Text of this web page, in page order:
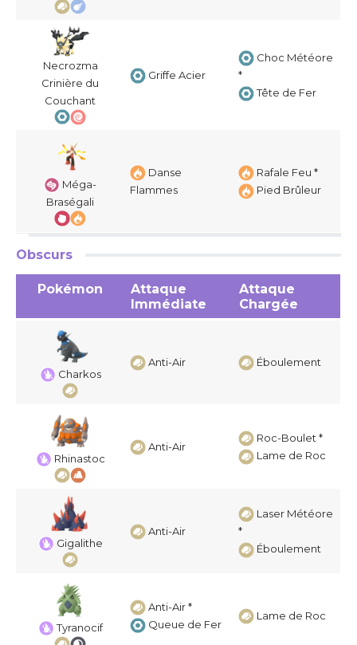
Necrozma
Crinière du
Couchant
Griffe Acier
Choc Météore
*
Tête de Fer
Méga-
Braségali
Danse
Flammes
Rafale Feu *
Pied Brûleur
Obscurs
Pokémon
Attaque
Immédiate
Attaque
Chargée
Charkos
Anti-Air Éboulement
Rhinastoc
Anti-Air
Roc-Boulet *
Lame de Roc
Gigalithe
Anti-Air
Laser Météore
*
Éboulement
Tyranocif
Anti-Air *
Queue de Fer
Lame de Roc